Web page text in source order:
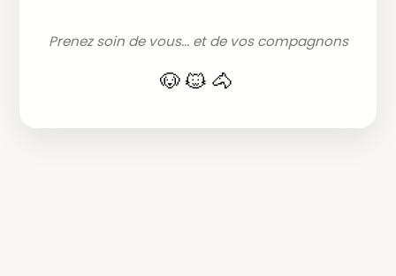
Prenez soin de vous... et de vos compagnons
🐶🐱🐴